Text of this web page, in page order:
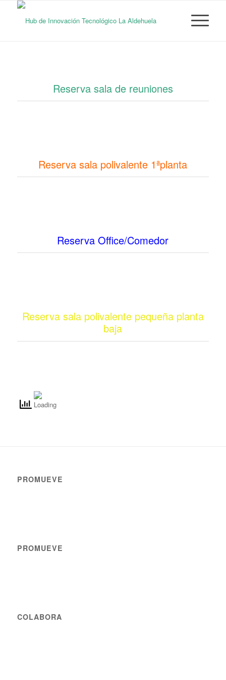
Reserva sala de reuniones
Reserva sala polivalente 1ªplanta
Reserva Office/Comedor
Reserva sala polivalente pequeña planta
baja
PROMUEVE
PROMUEVE
COLABORA